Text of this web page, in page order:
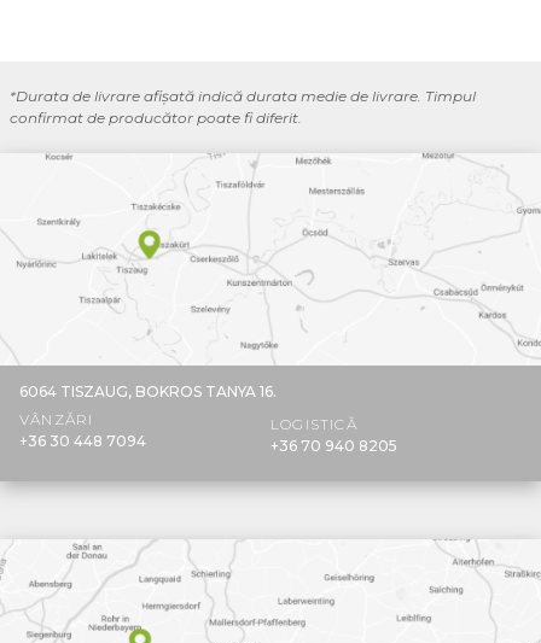
*Durata de livrare afișată indică durata medie de livrare. Timpul
confirmat de producător poate fi diferit.
6064 TISZAUG, BOKROS TANYA 16.
VÂNZĂRI
+36 30 448 7094
LOGISTICĂ
+36 70 940 8205